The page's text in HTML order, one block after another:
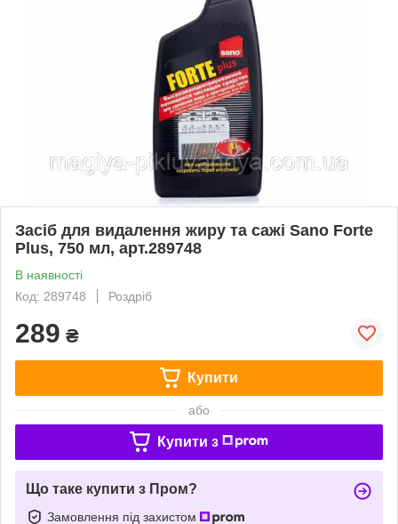
Засіб для видалення жиру та сажі Sano Forte
Plus, 750 мл, арт.289748
В наявності
Код: 289748
Роздріб
289 ₴
Купити
або
Купити з
Що таке купити з Пром?
Замовлення під захистом